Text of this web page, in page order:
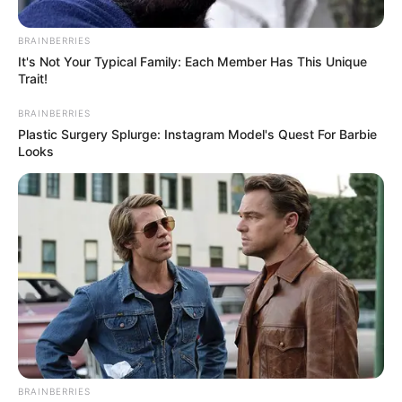
Alcaldía de Floridablanca
Feria de empleo en Floridablanca
Por:Juan David Quijano Castillo
Marzo 25, 2025
BRAINBERRIES
It's Not Your Typical Family: Each Member Has This Unique
Trait!
BRAINBERRIES
Plastic Surgery Splurge: Instagram Model's Quest For Barbie
Looks
BRAINBERRIES